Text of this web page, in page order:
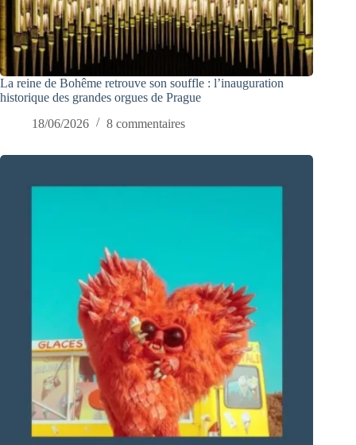
La reine de Bohême retrouve son souffle : l’inauguration
historique des grandes orgues de Prague
18/06/2026
8 commentaires